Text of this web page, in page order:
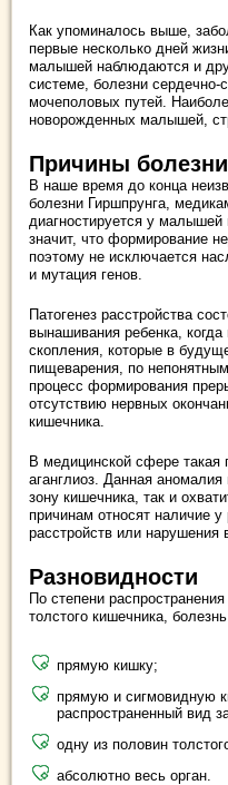
Как упоминалось выше,
первые несколько дней
малышей наблюдаются и
системе, болезни
мочеполовых путей.
новорожденных малышей,
Причины болезни
В наше время до конца
болезни Гиршпрунга,
диагностируется у
значит, что формирование
поэтому не исключается
и мутация генов.
Патогенез расстройства
вынашивания ребенка,
скопления, которые в
пищеварения, по
процесс формирования
отсутствию нервных
кишечника.
В медицинской сфере такая
аганглиоз. Данная
зону кишечника, так и
причинам относят наличие
расстройств или нарушения
Разновидности
По степени
толстого кишечника,
прямую кишку;
прямую и сигмовидную
распространенный вид
одну из половин
абсолютно весь орган.